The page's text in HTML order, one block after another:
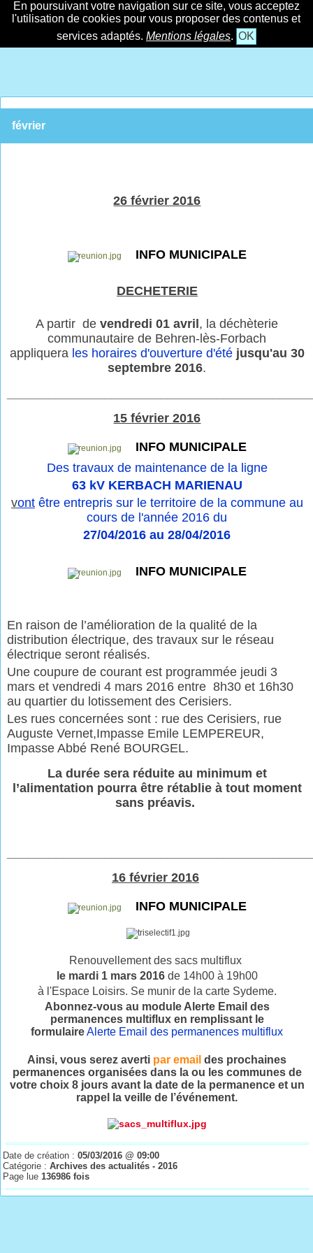
En poursuivant votre navigation sur ce site, vous acceptez
l'utilisation de cookies pour vous proposer des contenus et
services adaptés. Mentions légales. OK
février
26 février 2016
INFO MUNICIPALE
DECHETERIE
A partir devendredi 01 avril, la déchèterie
communautaire de Behren-lès-Forbach
appliquera les horaires d'ouverture d'été jusqu'au 30
septembre 2016.
15 février 2016
INFO MUNICIPALE
Des travaux de maintenance de la ligne
63 kV KERBACH MARIENAU
vont être entrepris sur le territoire de la commune au
cours de l'année 2016 du
27/04/2016 au 28/04/2016
INFO MUNICIPALE
En raison de l’amélioration de la qualité de la
distribution électrique, des travaux sur le réseau
électrique seront réalisés.
Une coupure de courant est programmée jeudi 3
mars et vendredi 4 mars 2016 entre 8h30 et 16h30
au quartier du lotissement des Cerisiers.
Les rues concernées sont : rue des Cerisiers, rue
Auguste Vernet,Impasse Emile LEMPEREUR,
Impasse Abbé René BOURGEL.
La durée sera réduite au minimum et
l’alimentation pourra être rétablie à tout moment
sans préavis.
16 février 2016
INFO MUNICIPALE
Renouvellement des sacs multiflux
le mardi 1 mars 2016 de 14h00 à 19h00
à l'Espace Loisirs. Se munir de la carte Sydeme.
Abonnez-vous au module Alerte Email des
permanences multiflux en remplissant le
formulaire Alerte Email des permanences multiflux
Ainsi, vous serez averti par email des prochaines
permanences organisées dans la ou les communes de
votre choix 8 jours avant la date de la permanence et un
rappel la veille de l’événement.
Date de création :05/03/2016 @ 09:00
Catégorie :Archives des actualités - 2016
Page lue136986 fois